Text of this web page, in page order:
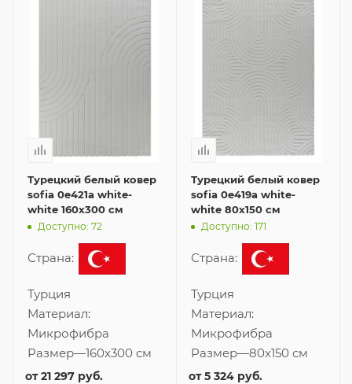
Турецкий белый ковер
sofia 0e421a white-
white 160x300 см
Доступно: 72
Страна:
Турция
Материал:
Микрофибра
Размер—160x300 см
от21 297 руб.
Турецкий белый ковер
sofia 0e419a white-
white 80x150 см
Доступно: 171
Страна:
Турция
Материал:
Микрофибра
Размер—80x150 см
от5 324 руб.